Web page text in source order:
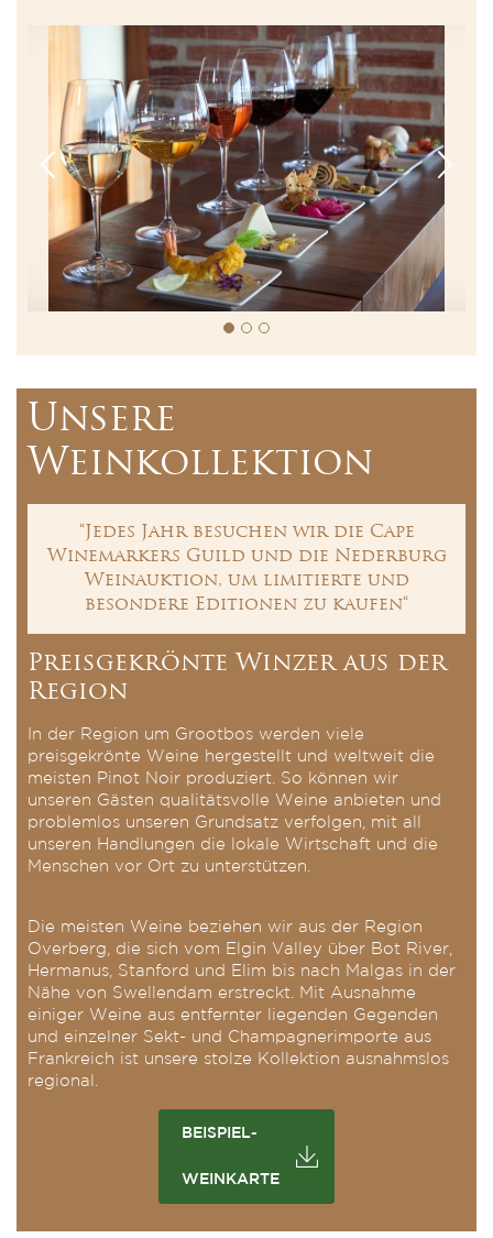
Unsere
Weinkollektion
“Jedes Jahr besuchen wir die Cape
Winemarkers Guild und die Nederburg
Weinauktion, um limitierte und
besondere Editionen zu kaufen“
Preisgekrönte Winzer aus der
Region
In der Region um Grootbos werden viele
preisgekrönte Weine hergestellt und weltweit die
meisten Pinot Noir produziert. So können wir
unseren Gästen qualitätsvolle Weine anbieten und
problemlos unseren Grundsatz verfolgen, mit all
unseren Handlungen die lokale Wirtschaft und die
Menschen vor Ort zu unterstützen.
Die meisten Weine beziehen wir aus der Region
Overberg, die sich vom Elgin Valley über Bot River,
Hermanus, Stanford und Elim bis nach Malgas in der
Nähe von Swellendam erstreckt. Mit Ausnahme
einiger Weine aus entfernter liegenden Gegenden
und einzelner Sekt- und Champagnerimporte aus
Frankreich ist unsere stolze Kollektion ausnahmslos
regional.
BEISPIEL-
WEINKARTE